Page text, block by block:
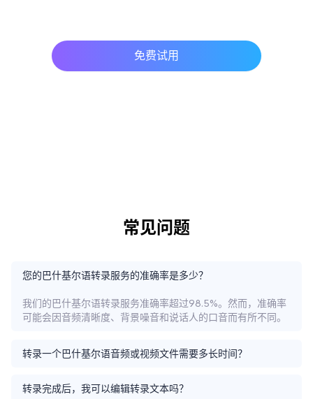
免费试用
常见问题
您的巴什基尔语转录服务的准确率是多少？
我们的巴什基尔语转录服务准确率超过98.5%。然而，准确率
可能会因音频清晰度、背景噪音和说话人的口音而有所不同。
转录一个巴什基尔语音频或视频文件需要多长时间？
转录完成后，我可以编辑转录文本吗？